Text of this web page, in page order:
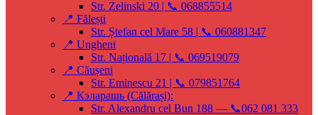
Str. Zelinski 20 | 📞 068855514
📍 Fălești
Str. Ștefan cel Mare 58 | 📞 060881347
📍 Ungheni
Str. Națională 17 | 📞 069519079
📍 Căușeni
Str. Eminescu 21 | 📞 079851764
📍 Кэларашь (Călărași):
Str. Alexandru cel Bun 188 — 📞062 081 333